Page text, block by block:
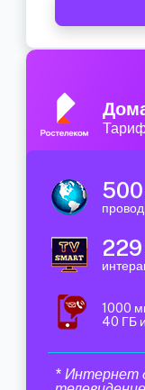
500
229
1000
40 ГБ
* Интернет